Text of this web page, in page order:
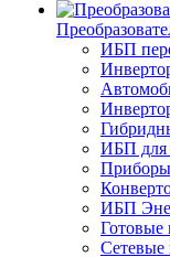
ИБП
ИБП для
Приборы
ИБП
Готовые
Сетевые